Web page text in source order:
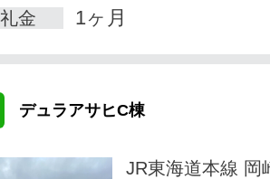
礼金 1ヶ月
デュラアサヒC棟
JR東海道本線 岡